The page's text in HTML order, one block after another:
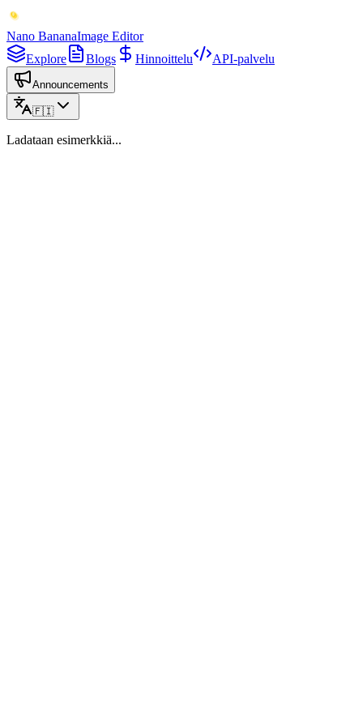
Nano BananaImage Editor
Explore
Blogs Hinnoittelu API-palvelu
Announcements
🇫🇮
Ladataan esimerkkiä...